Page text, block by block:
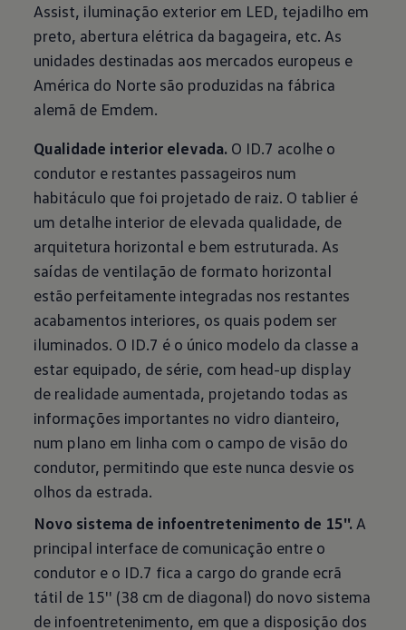
Assist, iluminação exterior em LED, tejadilho em
preto, abertura elétrica da bagageira, etc. As
unidades destinadas aos mercados europeus e
América do Norte são produzidas na fábrica
alemã de Emdem.
Qualidade interior elevada. O ID.7 acolhe o
condutor e restantes passageiros num
habitáculo que foi projetado de raiz. O tablier é
um detalhe interior de elevada qualidade, de
arquitetura horizontal e bem estruturada. As
saídas de ventilação de formato horizontal
estão perfeitamente integradas nos restantes
acabamentos interiores, os quais podem ser
iluminados. O ID.7 é o único modelo da classe a
estar equipado, de série, com head-up display
de realidade aumentada, projetando todas as
informações importantes no vidro dianteiro,
num plano em linha com o campo de visão do
condutor, permitindo que este nunca desvie os
olhos da estrada.
Novo sistema de infoentretenimento de 15''. A
principal interface de comunicação entre o
condutor e o ID.7 fica a cargo do grande ecrã
tátil de 15'' (38 cm de diagonal) do novo sistema
de infoentretenimento, em que a disposição dos